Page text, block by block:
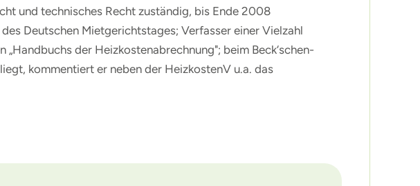
und technisches Recht zuständig, bis Ende 2008
Deutschen Mietgerichtstages; Verfasser einer Vielzahl
der Heizkostenabrechnung"; beim Beck‘schen-
kommentiert er neben der HeizkostenV u.a. das